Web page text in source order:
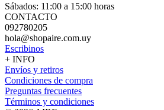
Sábados: 11:00 a 15:00 horas
CONTACTO
092780205
hola@shopaire.com.uy
Escribinos
+ INFO
Envíos y retiros
Condiciones de compra
Preguntas frecuentes
Términos y condiciones